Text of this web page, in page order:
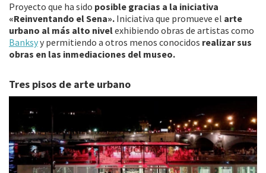
Proyecto que ha sido posible gracias a la iniciativa
«Reinventando el Sena». Iniciativa que promueve el arte
urbano al más alto nivelexhibiendo obras de artistas como
Banksyy permitiendo a otros menos conocidos realizar sus
obras en las inmediaciones del museo.
Tres pisos de arte urbano